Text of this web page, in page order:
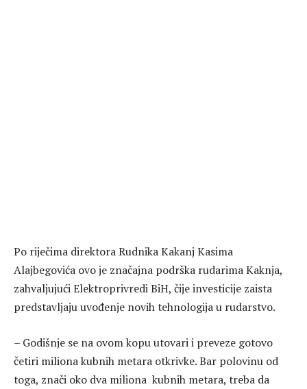
Po riječima direktora Rudnika Kakanj Kasima
Alajbegovića ovo je značajna podrška rudarima Kaknja,
zahvaljujući Elektroprivredi BiH, čije investicije zaista
predstavljaju uvođenje novih tehnologija u rudarstvo.
– Godišnje se na ovom kopu utovari i preveze gotovo
četiri miliona kubnih metara otkrivke. Bar polovinu od
toga, znači oko dva miliona kubnih metara, treba da